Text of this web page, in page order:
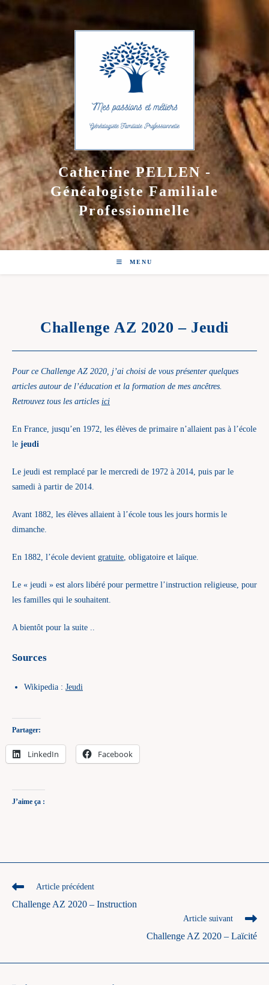
Catherine PELLEN -
Généalogiste Familiale
Professionnelle
MENU
Challenge AZ 2020 – Jeudi
Pour ce Challenge AZ 2020, j’ai choisi de vous présenter quelques
articles autour de l’éducation et la formation de mes ancêtres.
Retrouvez tous les articles ici
En France, jusqu’en 1972, les élèves de primaire n’allaient pas à l’école
le jeudi
Le jeudi est remplacé par le mercredi de 1972 à 2014, puis par le
samedi à partir de 2014.
Avant 1882, les élèves allaient à l’école tous les jours hormis le
dimanche.
En 1882, l’école devient gratuite, obligatoire et laïque.
Le « jeudi » est alors libéré pour permettre l’instruction religieuse, pour
les familles qui le souhaitent.
A bientôt pour la suite ..
Sources
Wikipedia : Jeudi
Partager:
LinkedIn Facebook
J’aime ça :
Read
articles
Article précédent
Challenge AZ 2020 – Instruction
Article suivant
Challenge AZ 2020 – Laïcité